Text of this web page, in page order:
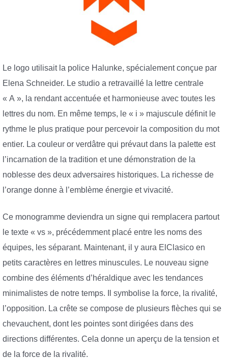
Le logo utilisait la police Halunke, spécialement conçue par
Elena Schneider. Le studio a retravaillé la lettre centrale
« A », la rendant accentuée et harmonieuse avec toutes les
lettres du nom. En même temps, le « i » majuscule définit le
rythme le plus pratique pour percevoir la composition du mot
entier. La couleur or verdâtre qui prévaut dans la palette est
l’incarnation de la tradition et une démonstration de la
noblesse des deux adversaires historiques. La richesse de
l’orange donne à l’emblème énergie et vivacité.
Ce monogramme deviendra un signe qui remplacera partout
le texte « vs », précédemment placé entre les noms des
équipes, les séparant. Maintenant, il y aura ElClasico en
petits caractères en lettres minuscules. Le nouveau signe
combine des éléments d’héraldique avec les tendances
minimalistes de notre temps. Il symbolise la force, la rivalité,
l’opposition. La crête se compose de plusieurs flèches qui se
chevauchent, dont les pointes sont dirigées dans des
directions différentes. Cela donne un aperçu de la tension et
de la force de la rivalité.